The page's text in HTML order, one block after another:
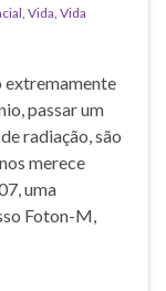
Vida Vida
extremamente
passar um
radiação, são
merece
uma
Foton-M,